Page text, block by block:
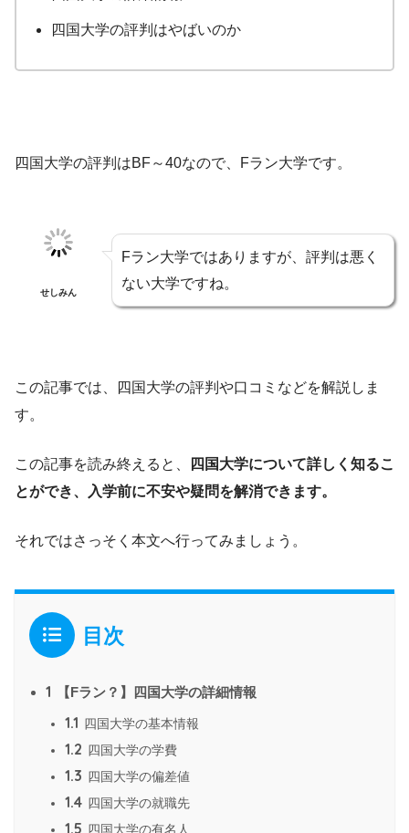
四国大学の評判はやばいのか
四国大学の評判はBF～40なので、Fラン大学です。
せしみん
Fラン大学ではありますが、評判は悪く
ない大学ですね。
この記事では、四国大学の評判や口コミなどを解説しま
す。
この記事を読み終えると、
四国大学について詳しく知るこ
とができ、入学前に不安や疑問を解消できます。
それではさっそく本文へ行ってみましょう。
目次
1 【Fラン？】四国大学の詳細情報
1.1 四国大学の基本情報
1.2 四国大学の学費
1.3 四国大学の偏差値
1.4 四国大学の就職先
1.5 四国大学の有名人